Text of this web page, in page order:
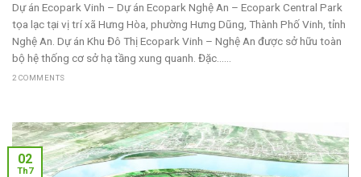
Dự án Ecopark Vinh – Dự án Ecopark Nghệ An – Ecopark Central Park
tọa lạc tại vị trí xã Hưng Hòa, phường Hưng Dũng, Thành Phố Vinh, tỉnh
Nghệ An. Dự án Khu Đô Thị Ecopark Vinh – Nghệ An được sở hữu toàn
bộ hệ thống cơ sở hạ tầng xung quanh. Đặc......
2 COMMENTS
02
Th7